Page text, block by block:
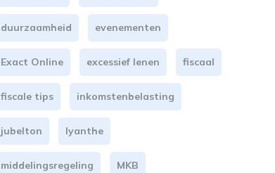
duurzaamheid evenementen
Exact Online excessief lenen fiscaal
fiscale tips inkomstenbelasting
jubelton lyanthe
middelingsregeling MKB